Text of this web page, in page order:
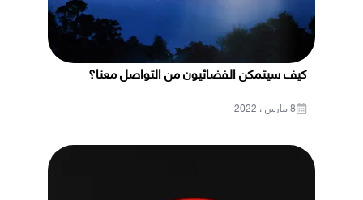
كيف سيتمكن الفضائيون من التواصل معنا؟
8 مارس ، 2022